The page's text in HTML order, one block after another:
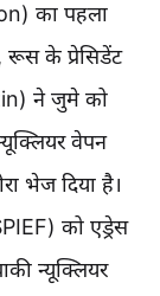
का पहला
के प्रेसिडेंट
ने जुमे को
वेपन
भेज दिया है।
को एड्रेस
न्यूक्लियर